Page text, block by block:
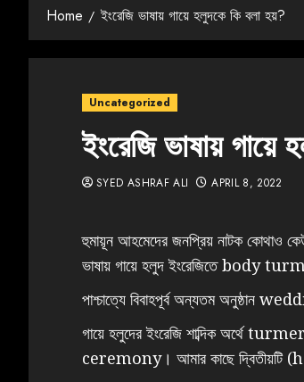
Home ইংরেজি ভাষায় গায়ে হলুদকে কি বলা হয়?
Uncategorized
ইংরেজি ভাষায় গায়ে
SYED ASHRAF ALI APRIL 8, 2022
হুমায়ূন আহমেদের জনপ্রিয় নাটক কোথাও
ভাষায় গায়ে হলুদ ইংরেজিতে body
পাশ্চাত্যে বিবাহপূর্ব অন্যতম অনুষ্ঠান
গায়ে হলুদের ইংরেজি শাব্দিক
ceremony। আমার কাছে দ্বিতীয়টি